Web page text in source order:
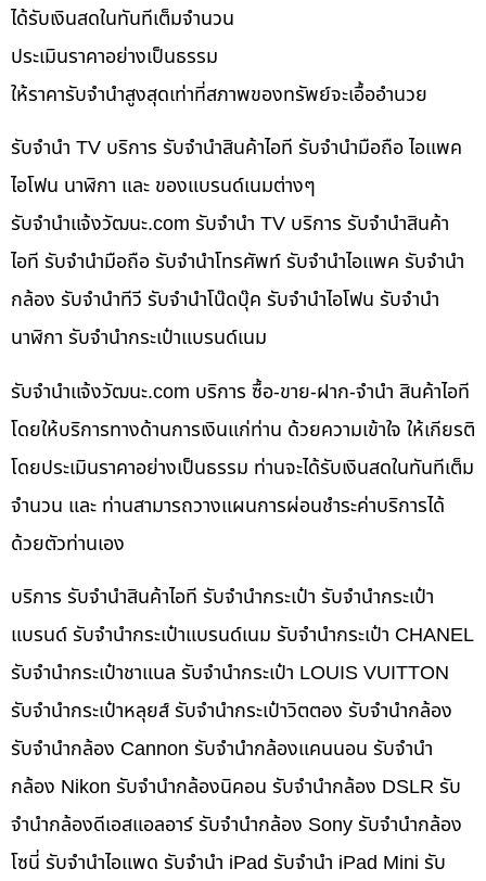
ได้รับเงินสดในทันทีเต็มจำนวน
ประเมินราคาอย่างเป็นธรรม
ให้ราคารับจำนำสูงสุดเท่าที่สภาพของทรัพย์จะเอื้ออำนวย
รับจำนำ TV บริการ รับจำนำสินค้าไอที รับจำนำมือถือ ไอแพค
ไอโฟน นาฬิกา และ ของแบรนด์เนมต่างๆ
รับจํานําแจ้งวัฒนะ.com รับจำนำ TV บริการ รับจำนำสินค้า
ไอที รับจำนำมือถือ รับจำนำโทรศัพท์ รับจำนำไอแพค รับจำนำ
กล้อง รับจำนำทีวี รับจำนำโน๊ดบุ๊ค รับจำนำไอโฟน รับจำนำ
นาฬิกา รับจำนำกระเป๋าแบรนด์เนม
รับจํานําแจ้งวัฒนะ.com บริการ ซื้อ-ขาย-ฝาก-จำนำ สินค้าไอที
โดยให้บริการทางด้านการเงินแก่ท่าน ด้วยความเข้าใจ ให้เกียรติ
โดยประเมินราคาอย่างเป็นธรรม ท่านจะได้รับเงินสดในทันทีเต็ม
จำนวน และ ท่านสามารถวางแผนการผ่อนชำระค่าบริการได้
ด้วยตัวท่านเอง
บริการ รับจำนำสินค้าไอที รับจำนำกระเป๋า รับจำนำกระเป๋า
แบรนด์ รับจำนำกระเป๋าแบรนด์เนม รับจำนำกระเป๋า CHANEL
รับจำนำกระเป๋าชาแนล รับจำนำกระเป๋า LOUIS VUITTON
รับจำนำกระเป๋าหลุยส์ รับจำนำกระเป๋าวิตตอง รับจำนำกล้อง
รับจำนำกล้อง Cannon รับจำนำกล้องแคนนอน รับจำนำ
กล้อง Nikon รับจำนำกล้องนิคอน รับจำนำกล้อง DSLR รับ
จำนำกล้องดีเอสแอลอาร์ รับจำนำกล้อง Sony รับจำนำกล้อง
โซนี่ รับจำนำไอแพด รับจำนำ iPad รับจำนำ iPad Mini รับ